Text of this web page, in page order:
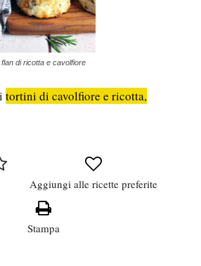
flan di ricotta e cavolfiore
tortini di cavolfiore e ricotta,
Aggiungi alle ricette preferite
Stampa